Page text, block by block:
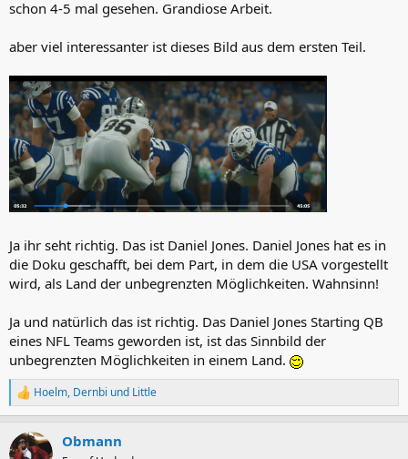
schon 4-5 mal gesehen. Grandiose Arbeit.
aber viel interessanter ist dieses Bild aus dem ersten Teil.
Ja ihr seht richtig. Das ist Daniel Jones. Daniel Jones hat es in
die Doku geschafft, bei dem Part, in dem die USA vorgestellt
wird, als Land der unbegrenzten Möglichkeiten. Wahnsinn!
Ja und natürlich das ist richtig. Das Daniel Jones Starting QB
eines NFL Teams geworden ist, ist das Sinnbild der
unbegrenzten Möglichkeiten in einem Land.
R
e
k
Hoelm, Dernbi und Little
Obmann